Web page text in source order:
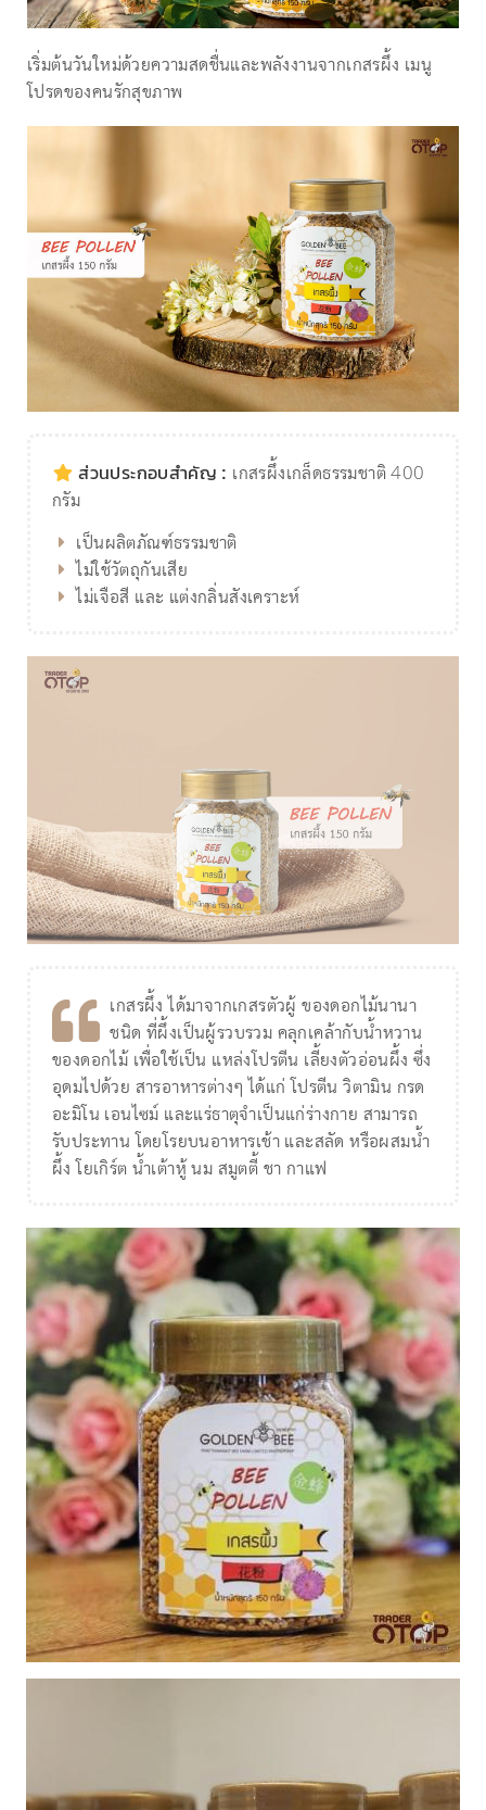
เริ่มต้นวันใหม่ด้วยความสดชื่นและพลังงานจากเกสรผึ้ง เมนู
โปรดของคนรักสุขภาพ
ส่วนประกอบสำคัญ : เกสรผึ้งเกล็ดธรรมชาติ 400
กรัม
เป็นผลิตภัณฑ์ธรรมชาติ
ไม่ใช้วัตถุกันเสีย⁣
ไม่เจือสี และ แต่งกลิ่นสังเคราะห์⁣⁣⁣⁣
เกสรผึ้ง ได้มาจากเกสรตัวผู้ ของดอกไม้นานา
ชนิด ที่ผึ้งเป็นผู้รวบรวม คลุกเคล้ากับน้ำหวาน
ของดอกไม้ เพื่อใช้เป็น แหล่งโปรตีน เลี้ยงตัวอ่อนผึ้ง ซึ่ง
อุดมไปด้วย สารอาหารต่างๆ ได้แก่ โปรตีน วิตามิน กรด
อะมิโน เอนไซม์ และแร่ธาตุจำเป็นแก่ร่างกาย สามารถ
รับประทาน โดยโรยบนอาหารเช้า และสลัด หรือผสมน้ำ
ผึ้ง โยเกิร์ต น้ำเต้าหู้ นม สมูตตี้ ชา กาแฟ⁣